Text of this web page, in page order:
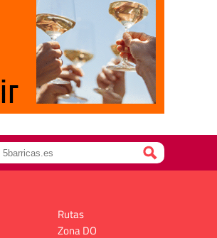
Rutas
Zona DO